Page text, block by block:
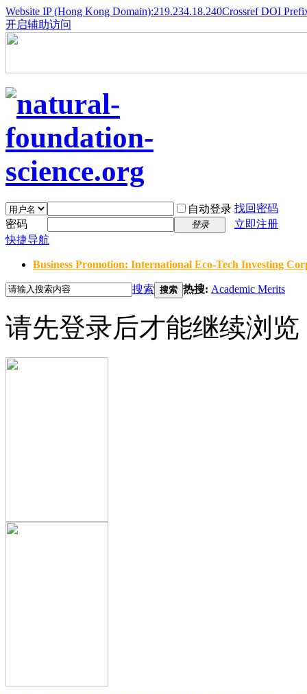
Website IP (Hong Kong Domain):219.234.18.240Crossref DOI
开启辅助访问
自动登录 找回密码
密码
登录
立即注册
快捷导航
Business Promotion: International Eco-Tech Investing
搜索 搜索 热搜: Academic Merits
请先登录后才能继续浏览